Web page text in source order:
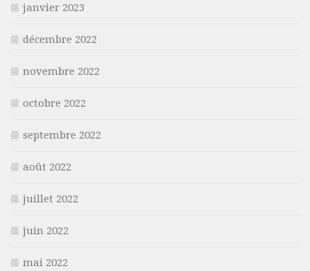
janvier 2023
décembre 2022
novembre 2022
octobre 2022
septembre 2022
août 2022
juillet 2022
juin 2022
mai 2022